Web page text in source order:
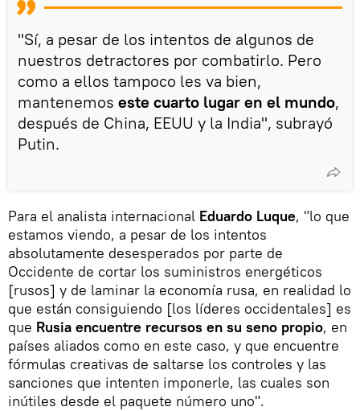
"Sí, a pesar de los intentos de algunos de
nuestros detractores por combatirlo. Pero
como a ellos tampoco les va bien,
mantenemos este cuarto lugar en el mundo,
después de China, EEUU y la India", subrayó
Putin.
Para el analista internacional Eduardo Luque, "lo que
estamos viendo, a pesar de los intentos
absolutamente desesperados por parte de
Occidente de cortar los suministros energéticos
[rusos] y de laminar la economía rusa, en realidad lo
que están consiguiendo [los líderes occidentales] es
que Rusia encuentre recursos en su seno propio, en
países aliados como en este caso, y que encuentre
fórmulas creativas de saltarse los controles y las
sanciones que intenten imponerle, las cuales son
inútiles desde el paquete número uno".